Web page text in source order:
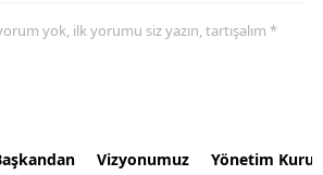
yok, ilk yorumu siz yazın, tartışalım *
Vizyonumuz Yönetim